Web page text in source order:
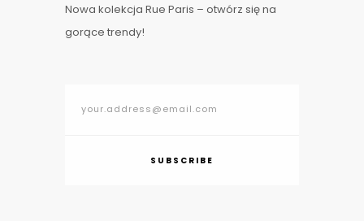
Nowa kolekcja Rue Paris – otwórz się na
gorące trendy!
SUBSCRIBE